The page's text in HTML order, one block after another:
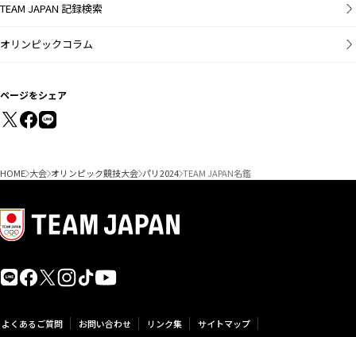
TEAM JAPAN 記録検索
オリンピックコラム
ページをシェア
HOME 大会 オリンピック競技大会 パリ2024 TEAM JAPAN名鑑
よくあるご質問 お問い合わせ リンク集 サイトマップ